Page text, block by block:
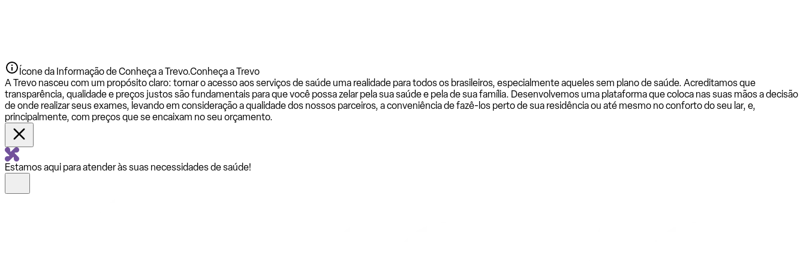
Ícone da Informação de Conheça a Trevo.Conheça a Trevo
A Trevo nasceu com um propósito claro: tornar o acesso aos serviços de saúde uma realidade para todos os brasileiros, especialmente aqueles sem plano de saúde. Acreditamos que
transparência, qualidade e preços justos são fundamentais para que você possa zelar pela sua saúde e pela de sua família. Desenvolvemos uma plataforma que coloca nas suas mãos a decisão
de onde realizar seus exames, levando em consideração a qualidade dos nossos parceiros, a conveniência de fazê-los perto de sua residência ou até mesmo no conforto do seu lar, e,
principalmente, com preços que se encaixam no seu orçamento.
Estamos aqui para atender às suas necessidades de saúde!